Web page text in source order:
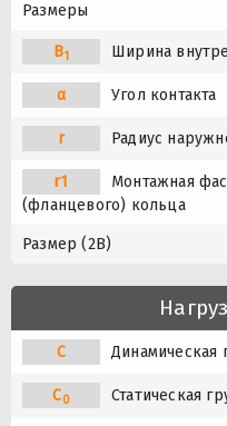
Размеры
B1 Ширина
α Угол контакта
r Радиус
r1
Монтажная
(фланцевого) кольца
Размер (2B)
C Динамическая
C0 Статическая